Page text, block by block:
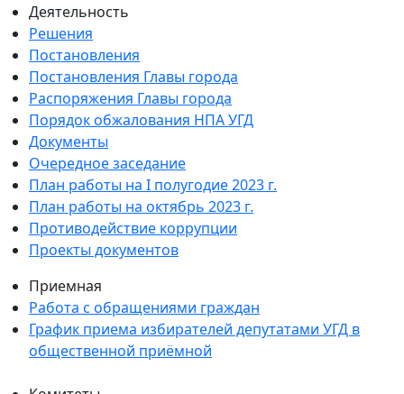
Деятельность
Решения
Постановления
Постановления Главы города
Распоряжения Главы города
Порядок обжалования НПА УГД
Документы
Очередное заседание
План работы на I полугодие 2023 г.
План работы на октябрь 2023 г.
Противодействие коррупции
Проекты документов
Приемная
Работа с обращениями граждан
График приема избирателей депутатами УГД в
общественной приёмной